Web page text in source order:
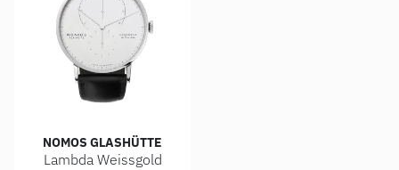
NOMOS GLASHÜTTE
Lambda Weissgold